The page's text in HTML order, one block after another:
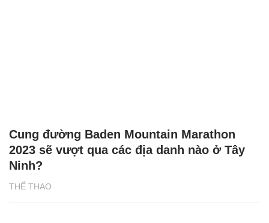
THỂ THAO
Cung đường Baden Mountain Marathon
2023 sẽ vượt qua các địa danh nào ở Tây
Ninh?